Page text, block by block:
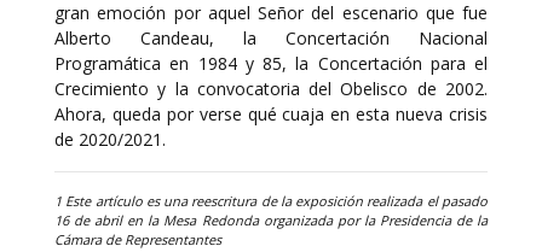
gran emoción por aquel Señor del escenario que fue
Alberto Candeau, la Concertación Nacional
Programática en 1984 y 85, la Concertación para el
Crecimiento y la convocatoria del Obelisco de 2002.
Ahora, queda por verse qué cuaja en esta nueva crisis
de 2020/2021.
1 Este artículo es una reescritura de la exposición realizada el pasado
16 de abril en la Mesa Redonda organizada por la Presidencia de la
Cámara de Representantes